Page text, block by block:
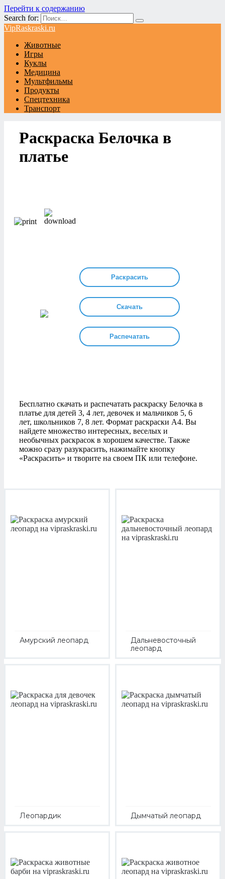
Перейти к содержанию
Search for:
VipRaskraski.ru
Животные
Игры
Куклы
Медицина
Мультфильмы
Продукты
Спецтехника
Транспорт
Раскраска Белочка в
платье
Раскрасить
Скачать
Распечатать
Бесплатно скачать и распечатать раскраску Белочка в
платье для детей 3, 4 лет, девочек и мальчиков 5, 6
лет, школьников 7, 8 лет. Формат раскраски А4. Вы
найдете множество интересных, веселых и
необычных раскрасок в хорошем качестве. Также
можно сразу разукрасить, нажимайте кнопку
«Раскрасить» и творите на своем ПК или телефоне.
Амурский леопард
Дальневосточный
леопард
Леопардик Дымчатый леопард